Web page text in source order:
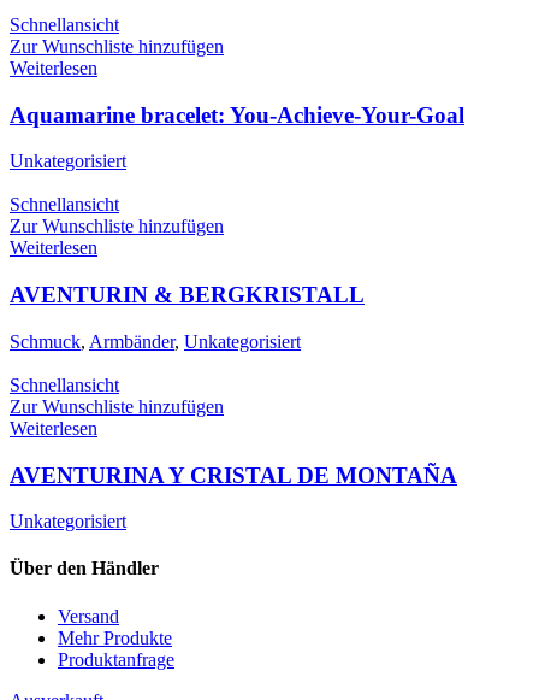
Schnellansicht
Zur Wunschliste hinzufügen
Weiterlesen
Aquamarine bracelet: You-Achieve-Your-Goal
Unkategorisiert
Schnellansicht
Zur Wunschliste hinzufügen
Weiterlesen
AVENTURIN & BERGKRISTALL
Schmuck, Armbänder, Unkategorisiert
Schnellansicht
Zur Wunschliste hinzufügen
Weiterlesen
AVENTURINA Y CRISTAL DE MONTAÑA
Unkategorisiert
Über den Händler
Versand
Mehr Produkte
Produktanfrage